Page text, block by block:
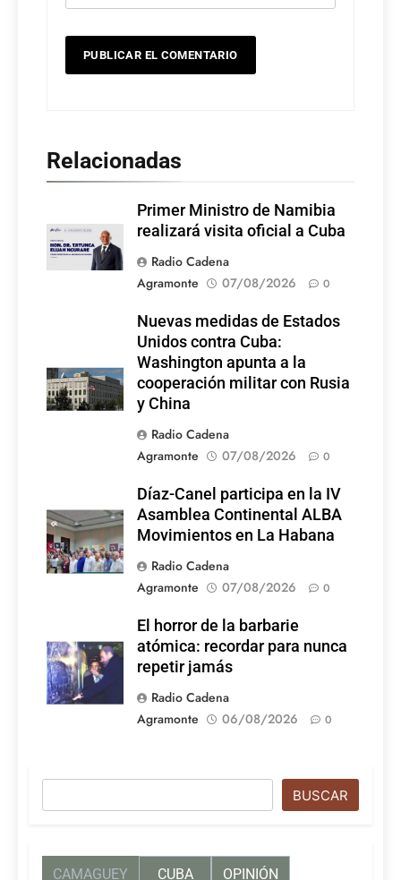
Relacionadas
Primer Ministro de Namibia
realizará visita oficial a Cuba
Radio Cadena
Agramonte
07/08/2026 0
Nuevas medidas de Estados
Unidos contra Cuba:
Washington apunta a la
cooperación militar con Rusia
y China
Radio Cadena
Agramonte
07/08/2026 0
Díaz-Canel participa en la IV
Asamblea Continental ALBA
Movimientos en La Habana
Radio Cadena
Agramonte
07/08/2026 0
El horror de la barbarie
atómica: recordar para nunca
repetir jamás
Radio Cadena
Agramonte
06/08/2026 0
BUSCAR
CAMAGUEY CUBA OPINIÓN